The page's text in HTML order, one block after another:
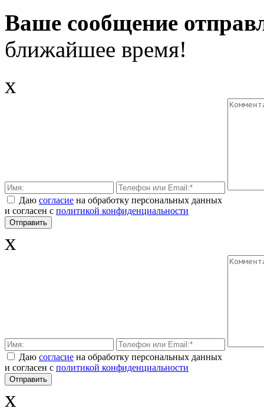
Ваше сообщение
ближайшее время!
x
Даю согласие на обработку персональных данных
и согласен с политикой конфиденциальности
x
Даю согласие на обработку персональных данных
и согласен с политикой конфиденциальности
x